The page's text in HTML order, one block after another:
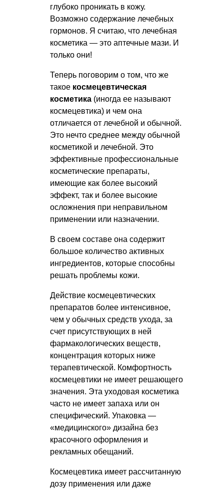
глубоко проникать в кожу.
Возможно содержание лечебных
гормонов. Я считаю, что лечебная
косметика — это аптечные мази. И
только они!
Теперь поговорим о том, что же
такое космецевтическая
косметика (иногда ее называют
космецевтика) и чем она
отличается от лечебной и обычной.
Это нечто среднее между обычной
косметикой и лечебной. Это
эффективные профессиональные
косметические препараты,
имеющие как более высокий
эффект, так и более высокие
осложнения при неправильном
применении или назначении.
В своем составе она содержит
большое количество активных
ингредиентов, которые способны
решать проблемы кожи.
Действие космецевтических
препаратов более интенсивное,
чем у обычных средств ухода, за
счет присутствующих в ней
фармакологических веществ,
концентрация которых ниже
терапевтической. Комфортность
космецевтики не имеет решающего
значения. Эта уходовая косметика
часто не имеет запаха или он
специфический. Упаковка —
«медицинского» дизайна без
красочного оформления и
рекламных обещаний.
Космецевтика имеет рассчитанную
дозу применения или даже